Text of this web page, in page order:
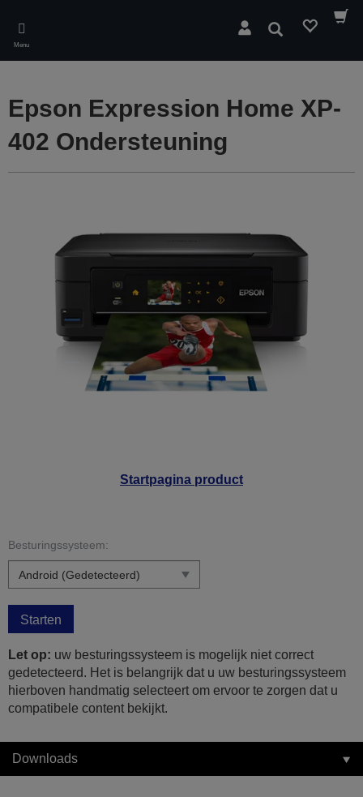
main
content
Menu
Zoeken
Startpagina product
Epson Expression Home XP-
402 Ondersteuning
Besturingssysteem:
Starten
Let op: uw besturingssysteem is mogelijk niet correct
gedetecteerd. Het is belangrijk dat u uw besturingssysteem
hierboven handmatig selecteert om ervoor te zorgen dat u
compatibele content bekijkt.
Downloads